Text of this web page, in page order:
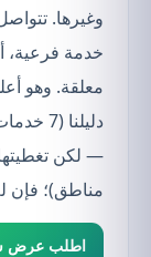
خدمة فرعية،
معلقة. وهو
مناطق)؛ فإن
اطلب عرض